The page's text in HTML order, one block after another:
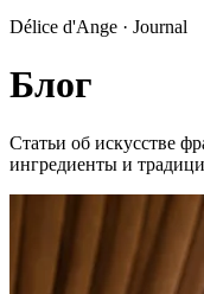
Délice d'Ange · Journal
Блог
Статьи об искусстве
ингредиенты и